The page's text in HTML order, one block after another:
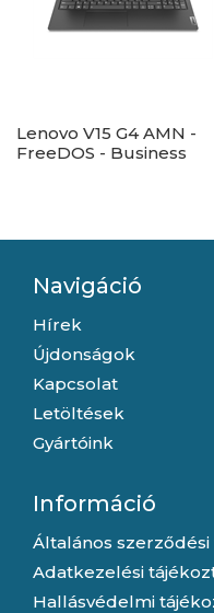
Lenovo V15 G4 AMN -
FreeDOS - Business
Navigáció
Hírek
Újdonságok
Kapcsolat
Letöltések
Gyártóink
Információ
Általános
Adatkezelési
Hallásvédelmi